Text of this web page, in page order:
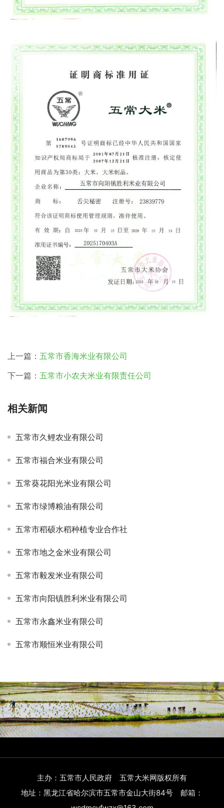
上一篇： 五常市香海米业有限公司
下一篇： 五常市小农夫米业有限责任公司
相关新闻
五常市久鲤农业有限公司
五常市福合米业有限公司
五常葵花阳光米业有限公司
五常市绿博粮油有限公司
五常市稻硕水稻种植专业合作社
五常市地之金米业有限公司
五常市毅发米业有限公司
五常市向阳镇胜利米业有限公司
五常市永鑫米业有限公司
五常市顺恒米业有限公司
主办：五常市人民政府 五常大米网版权所有
地址：黑龙江省哈尔滨市五常市金山大街84号 邮箱：